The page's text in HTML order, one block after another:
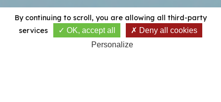
By continuing to scroll, you are allowing all third-party
services
OK, accept all
Deny all cookies
Personalize